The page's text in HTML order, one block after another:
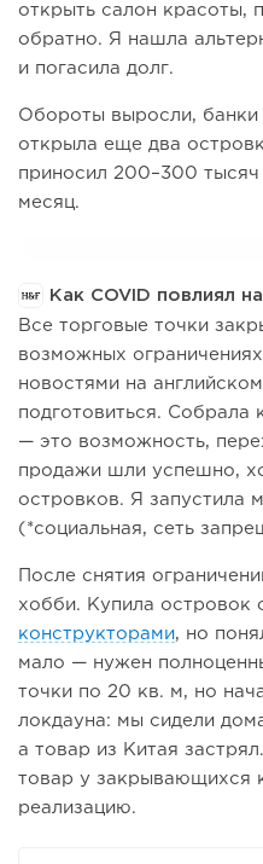
открыть салон красоты,
обратно. Я нашла
и погасила долг.
Обороты выросли, банки
открыла еще два
приносил 200–300
месяц.
Как COVID повлиял
Все торговые точки
возможных
новостями на
подготовиться. Собрала
— это возможность,
продажи шли успешно,
островков. Я запустила
(*социальная, сеть
После снятия
хобби. Купила островок
конструкторами , но
мало — нужен
точки по 20 кв. м, но
локдауна: мы сидели
а товар из Китая
товар у закрывающихся
реализацию.